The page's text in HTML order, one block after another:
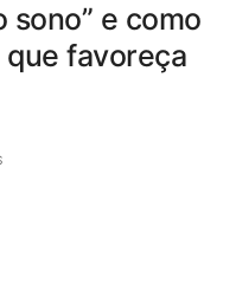
sono” e como
favoreça